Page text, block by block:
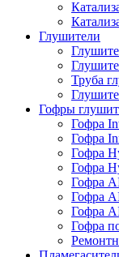
Глушители
Труба
Гофры
Гофра
Гофра
Гофра
Гофра
Гофра
Гофра
Гофра
Гофра